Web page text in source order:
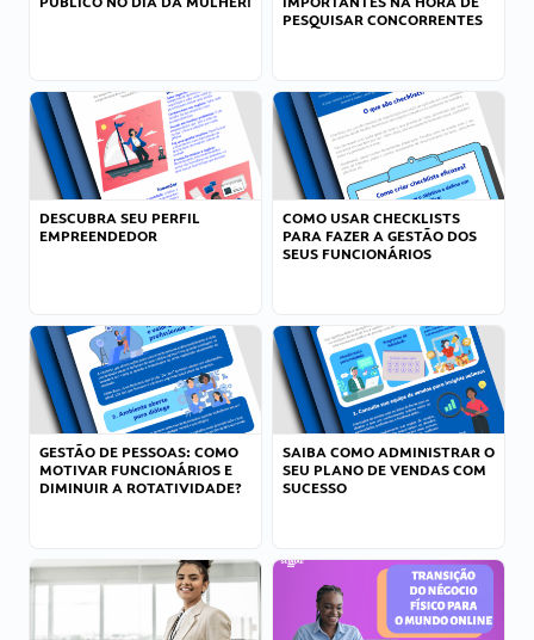
PESQUISAR CONCORRENTES
DESCUBRA SEU PERFIL
EMPREENDEDOR
COMO USAR CHECKLISTS
PARA FAZER A GESTÃO DOS
SEUS FUNCIONÁRIOS
GESTÃO DE PESSOAS: COMO
MOTIVAR FUNCIONÁRIOS E
DIMINUIR A ROTATIVIDADE?
SAIBA COMO ADMINISTRAR O
SEU PLANO DE VENDAS COM
SUCESSO